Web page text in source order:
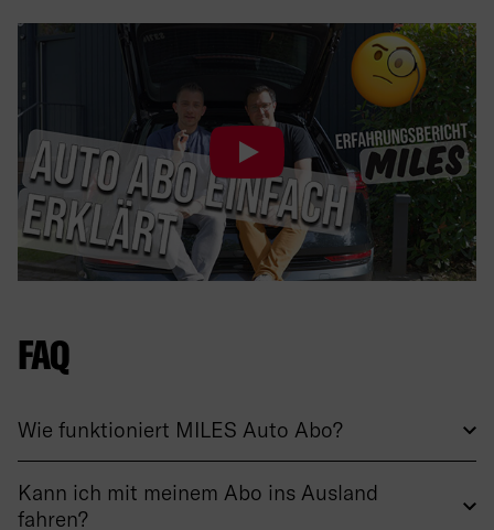
FAQ
Wie funktioniert MILES Auto Abo?
Kann ich mit meinem Abo ins Ausland
fahren?